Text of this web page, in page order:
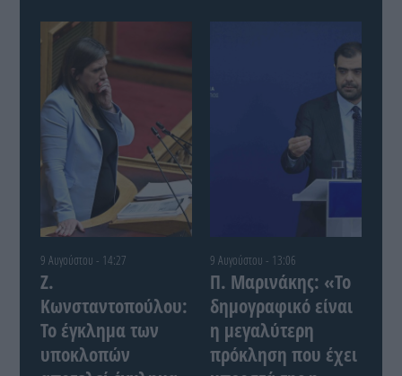
9 Αυγούστου - 14:27
Ζ.
Κωνσταντοπούλου:
Το έγκλημα των
υποκλοπών
9 Αυγούστου - 13:06
Π. Μαρινάκης: «Το
δημογραφικό είναι
η μεγαλύτερη
πρόκληση που έχει